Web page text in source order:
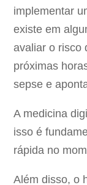
implementar
existe em
avaliar o risco
próximas
sepse e
A medicina
isso é
rápida no
Além disso, o